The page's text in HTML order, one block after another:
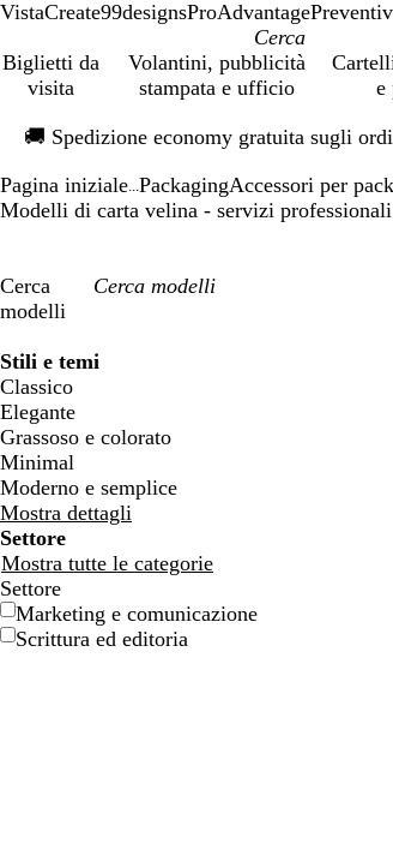
VistaCreate99designsProAdvantage
Biglietti da
visita
Volantini, pubblicità
stampata e ufficio
e
🚚 Spedizione economy gratuita sugli
1
Pagina iniziale PackagingAccessori per
Modelli di carta velina - servizi professionali
Cerca
modelli
Stili e temi
Classico
Elegante
Grassoso e colorato
Minimal
Moderno e semplice
Mostra dettagli
Settore
Mostra tutte le categorie
Settore
Marketing e comunicazione
Scrittura ed editoria